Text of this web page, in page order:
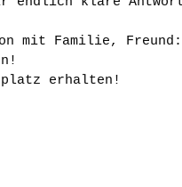
Familie,
erhalten!